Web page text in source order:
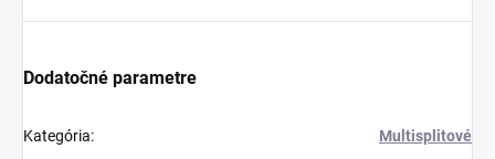
Dodatočné parametre
Kategória: Multisplitové